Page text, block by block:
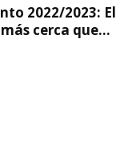
2022/2023: El
cerca que...